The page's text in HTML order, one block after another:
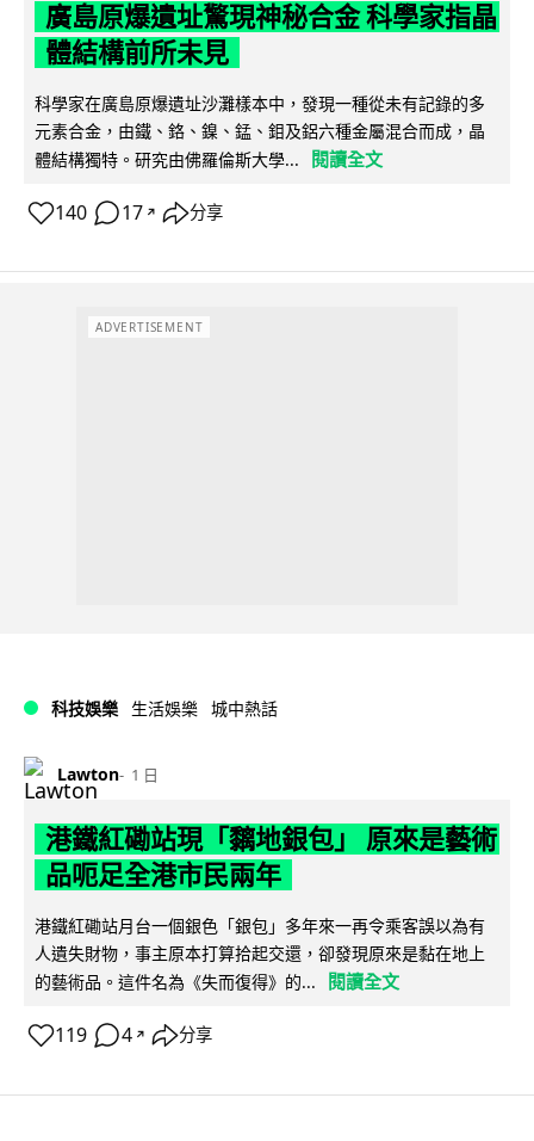
廣島原爆遺址驚現神秘合金 科學家指晶
體結構前所未見
科學家在廣島原爆遺址沙灘樣本中，發現一種從未有記錄的多
元素合金，由鐵、鉻、鎳、錳、鉬及鋁六種金屬混合而成，晶
體結構獨特。研究由佛羅倫斯大學...
閱讀全文
140 17 ↗ 分享
ADVERTISEMENT
科技娛樂 生活娛樂 城中熱話
Lawton 1 日
港鐵紅磡站現「黐地銀包」 原來是藝術
品呃足全港市民兩年
港鐵紅磡站月台一個銀色「銀包」多年來一再令乘客誤以為有
人遺失財物，事主原本打算拾起交還，卻發現原來是黏在地上
的藝術品。這件名為《失而復得》的...
閱讀全文
119 4 ↗ 分享